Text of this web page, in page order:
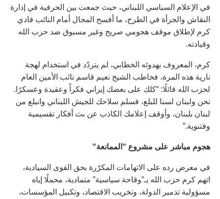
في الإعلام السياسي اللبناني، حيث جمعت بين الحرفية في إدارة
النقاش والجرأة في الطرح، ما أفسح المجال أمام النائب فادي
كرم لإطلاق موقف هجومي صريح وغير مسبوق ضد حزب الله
وقيادته.
كرم، المعروف بهدوئه الخطابي، لم يتردّد في استخدام لهجة
نارية هذه المرة، فخاطب الشيخ نعيم قاسم نائب الأمين العام
لحزب الله قائلًا: “كلك على بعضك إيراني فكراً وعقيدة وعسكرًا.
نحن ولبنان لسنا للبلع، فسلم سلاحك للجيش اللبناني وانبلع من
لبنان بلبنان، وأوقف إعلامك الكاذب عن بث أفكار تقسيمية
وفتنوية.”
هجوم مباشر على مشروع “ الممانعة“
في معرض رده على الاتهامات المكرّرة بحق القوى السيادية،
اتهم كرم حزب الله بـ”وقاحة سياسية” متمادية، محملًا إياه
مسؤولية تدمير الدولة، وتخريب الاقتصاد، وتكبيل المؤسسات،